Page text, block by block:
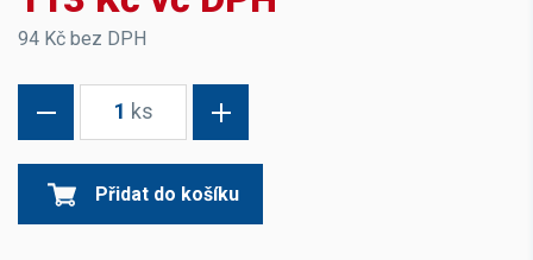
94 Kč bez DPH
1 ks
Přidat do košíku